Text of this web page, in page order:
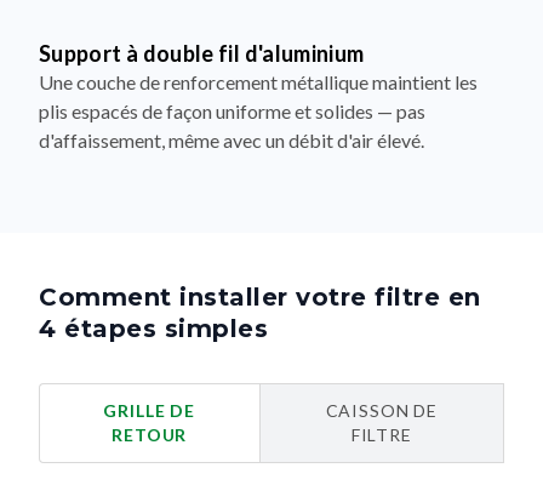
Support à double fil d'aluminium
Une couche de renforcement métallique maintient les
plis espacés de façon uniforme et solides — pas
d'affaissement, même avec un débit d'air élevé.
Comment installer votre filtre en
4 étapes simples
GRILLE DE
RETOUR
CAISSON DE
FILTRE